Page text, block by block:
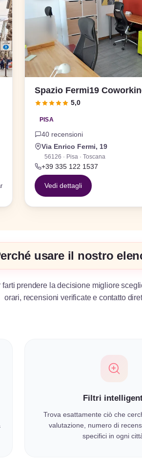
Spazio Fermi19
5,0
PISA
40 recensioni
Via Enrico Fermi, 19
56126 · Pisa · Toscana
+39 335 122 1537
Vedi dettagli
usare il nostro
farti prendere la decisione migliore
orari, recensioni verificate e contatto
Filtri
Trova esattamente ciò che
valutazione, numero di
specifici in ogni